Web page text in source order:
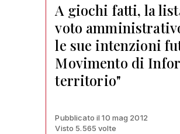
A giochi fatti, la
voto
le sue intenzioni
Movimento di
territorio"
Pubblicato il 10 mag 2012
Visto 5.565 volte